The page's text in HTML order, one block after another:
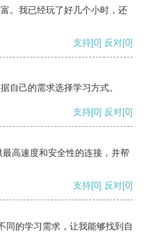
。我已经玩了好几个小时，还
支持[0] 反对[0]
自己的需求选择学习方式。
支持[0] 反对[0]
高速度和安全性的连接，并帮
支持[0] 反对[0]
同的学习需求，让我能够找到自